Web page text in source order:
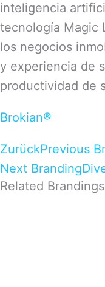
inteligencia
tecnología Magic
los negocios
y experiencia de
productividad de
Brokian®
ZurückPrevious
Next Branding
Related Brandings